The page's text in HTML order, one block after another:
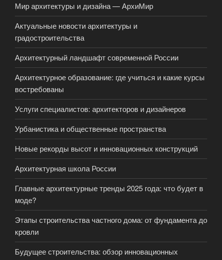
Мир архитектуры и дизайна — АрхиМир
Актуальные новости архитектуры и
градостроительства
Архитектурный ландшафт современной России
Архитектурное образование: где учиться и какие курсы
востребованы
Услуги специалистов: архитекторов и дизайнеров
Урбанистика и общественные пространства
Новые рекорды высот и инновационных конструкций
Архитектурная школа России
Главные архитектурные тренды 2025 года: что будет в
моде?
Этапы строительства частного дома: от фундамента до
кровли
Будущее строительства: обзор инновационных